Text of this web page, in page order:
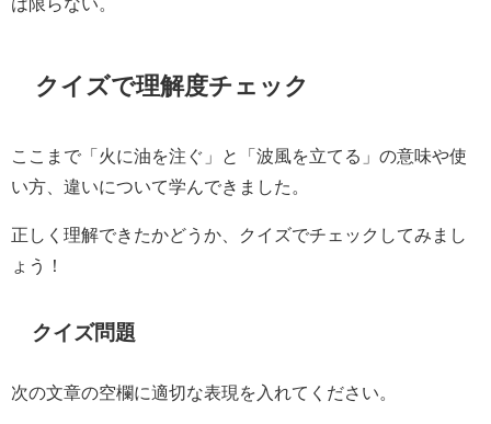
クイズで理解度チェック
ここまで「火に油を注ぐ」と「波風を立てる」の意味や使
い方、違いについて学んできました。
正しく理解できたかどうか、クイズでチェックしてみまし
ょう！
クイズ問題
次の文章の空欄に適切な表現を入れてください。